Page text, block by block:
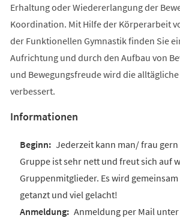
Erhaltung oder Wiedererlangung der
Koordination. Mit Hilfe der Körperarbeit
der Funktionellen Gymnastik finden Sie
Aufrichtung und durch den Aufbau von
und Bewegungsfreude wird die
verbessert.
Informationen
Jederzeit kann man/ frau gern
Gruppe ist sehr nett und freut sich auf
Gruppenmitglieder. Es wird
getanzt und viel gelacht!
Anmeldung per Mail unter